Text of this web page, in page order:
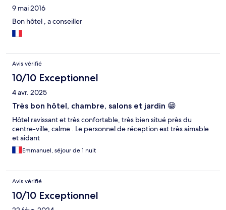
9 mai 2016
Bon hôtel , a conseiller
Avis vérifié
10/10 Exceptionnel
4 avr. 2025
Très bon hôtel, chambre, salons et jardin 😁
Hôtel ravissant et très confortable, très bien situé près du
centre-ville, calme . Le personnel de réception est très aimable
et aidant
Emmanuel, séjour de 1 nuit
Avis vérifié
10/10 Exceptionnel